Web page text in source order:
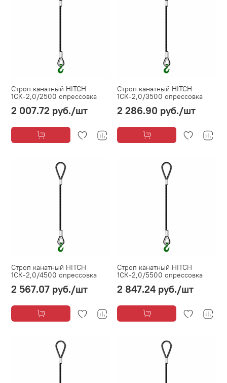
Строп канатный HITCH
1СК-2,0/2500 опрессовка
2 007.72 руб./шт
Строп канатный HITCH
1СК-2,0/3500 опрессовка
2 286.90 руб./шт
Строп канатный HITCH
1СК-2,0/4500 опрессовка
2 567.07 руб./шт
Строп канатный HITCH
1СК-2,0/5500 опрессовка
2 847.24 руб./шт